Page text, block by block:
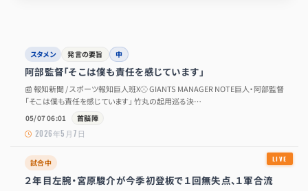
スタメン 発言の要旨 中
阿部監督「そこは僕も責任を感じています」
📰 報知新聞 / スポーツ報知巨人班X⚾ GIANTS MANAGER NOTE巨人・阿部監督
「そこは僕も責任を感じています」 竹丸の起用巡る決…
05/07 06:01 首脳陣
2026年5月7日
試合中
２年目左腕・宮原駿介が今季初登板で１回無失点、１軍合流